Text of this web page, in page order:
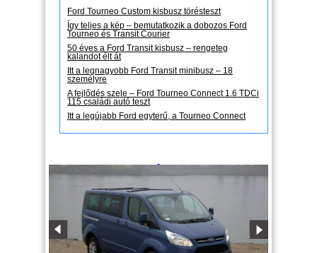
Ford Tourneo Custom kisbusz törésteszt
Így teljes a kép – bemutatkozik a dobozos Ford
Tourneo és Transit Courier
50 éves a Ford Transit kisbusz – rengeteg
kalandot élt át
Itt a legnagyobb Ford Transit minibusz – 18
személyre
A fejlődés szele – Ford Tourneo Connect 1.6 TDCi
115 családi autó teszt
Itt a legújabb Ford egyterű, a Tourneo Connect